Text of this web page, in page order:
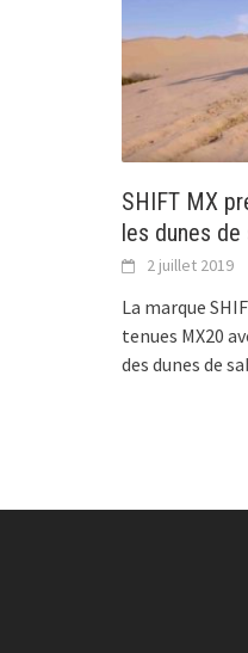
SHIFT MX
les dunes de
2 juillet 2019
La marque
tenues MX20
des dunes de